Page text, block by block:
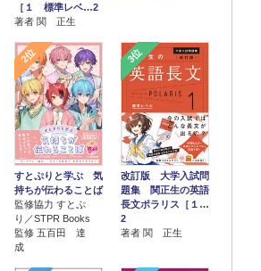
［１ 標準レベ…2
著者 関 正生
2位
すとぷりと学ぶ 気
持ちが伝わることば
監修協力 すとぷ
り／STPR Books
監修 五百田 達
成
3位
改訂版 大学入試問
題集 関正生の英語
長文ポラリス［１…
2
著者 関 正生